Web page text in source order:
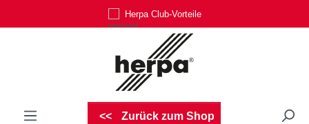
Zum Hauptinhalt springenHerpa Club-Vorteile
Zurück zum Shop